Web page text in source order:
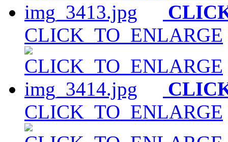
CLICK_TO_ENLARGE
CLICK_TO_ENLARGE